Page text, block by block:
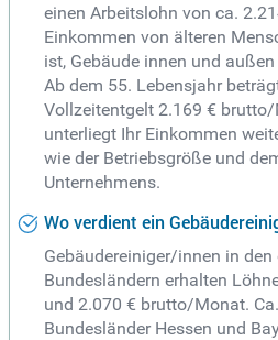
einen Arbeitslohn von ca.
Einkommen von älteren
ist, Gebäude innen und
Ab dem 55. Lebensjahr
Vollzeitentgelt 2.169 €
unterliegt Ihr Einkommen
wie der Betriebsgröße und
Unternehmens.
Wo verdient ein
Gebäudereiniger/innen in den
Bundesländern erhalten
und 2.070 € brutto/Monat.
Bundesländer Hessen und